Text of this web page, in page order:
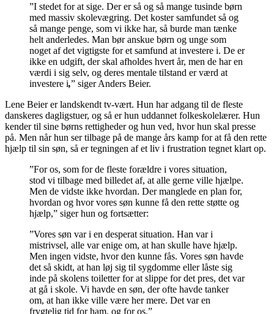
”I stedet for at sige. Der er så og så mange tusinde børn
med massiv skolevægring. Det koster samfundet så og
så mange penge, som vi ikke har, så burde man tænke
helt anderledes. Man bør anskue børn og unge som
noget af det vigtigste for et samfund at investere i. De er
ikke en udgift, der skal afholdes hvert år, men de har en
værdi i sig selv, og deres mentale tilstand er værd at
investere i,” siger Anders Beier.
Lene Beier er landskendt tv-vært. Hun har adgang til de fleste
danskeres dagligstuer, og så er hun uddannet folkeskolelærer. Hun
kender til sine børns rettigheder og hun ved, hvor hun skal presse
på. Men når hun ser tilbage på de mange års kamp for at få den rette
hjælp til sin søn, så er tegningen af et liv i frustration tegnet klart op.
”For os, som for de fleste forældre i vores situation,
stod vi tilbage med billedet af, at alle gerne ville hjælpe.
Men de vidste ikke hvordan. Der manglede en plan for,
hvordan og hvor vores søn kunne få den rette støtte og
hjælp,” siger hun og fortsætter:
”Vores søn var i en desperat situation. Han var i
mistrivsel, alle var enige om, at han skulle have hjælp.
Men ingen vidste, hvor den kunne fås. Vores søn havde
det så skidt, at han løj sig til sygdomme eller låste sig
inde på skolens toiletter for at slippe for det pres, det var
at gå i skole. Vi havde en søn, der ofte havde tanker
om, at han ikke ville være her mere. Det var en
frygtelig tid for ham, og for os.”